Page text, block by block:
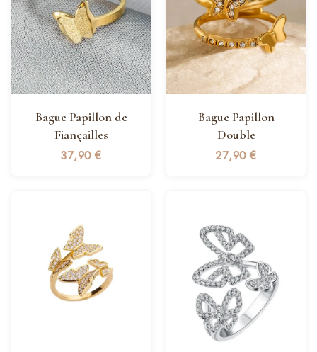
Bague Papillon de
Fiançailles
37,90€
Bague Papillon
Double
27,90€